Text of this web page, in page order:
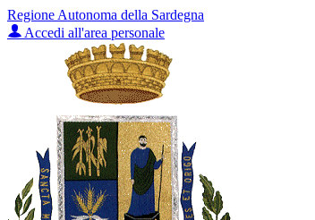
Regione Autonoma della Sardegna
Accedi all'area personale